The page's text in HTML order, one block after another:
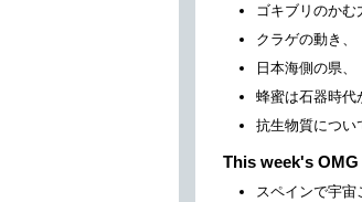
ゴキブリのか
クラゲの動き、
日本海側の県
蜂蜜は石器時代
抗生物質につい
This week's OMG
スペインで宇